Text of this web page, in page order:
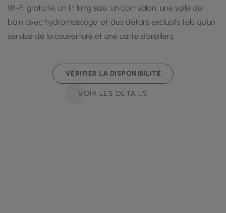
Wi-Fi gratuite, un lit king size, un coin salon, une salle de
bain avec hydromassage, et des détails exclusifs tels qu’un
service de la couverture et une carte d’oreillers.
VÉRIFIER LA DISPONIBILITÉ
VOIR LES DÉTAILS